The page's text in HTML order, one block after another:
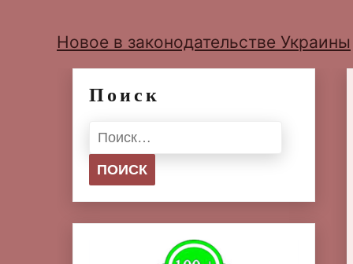
Новое в законодательстве Украины
Поиск
Найти: